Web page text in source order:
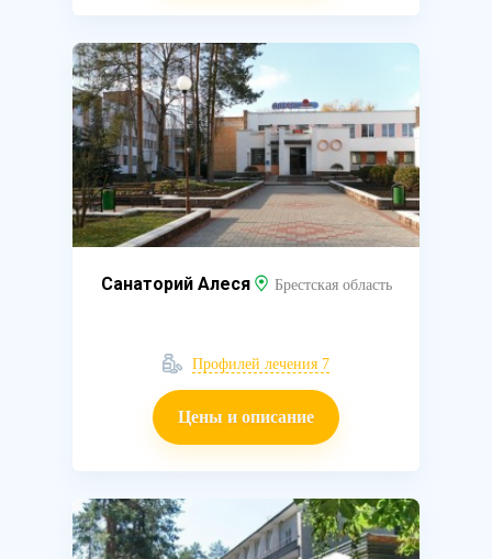
Санаторий Алеся Брестская область
Профилей лечения 7
Цены и описание